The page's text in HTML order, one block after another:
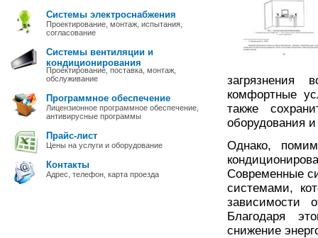
Системы электроснабжения
Проектирование, монтаж, испытания,
согласование
Системы вентиляции и
кондиционирования
Проектирование, поставка, монтаж,
обслуживание
Программное обеспечение
Лицензионное программное обеспечение,
антивирусные программы
Прайс-лист
Цены на услуги и оборудование
Контакты
Адрес, телефон, карта проезда
загрязнения
комфортные
также
оборудования
Однако,
Современные
системами,
зависимости
Благодаря
снижение